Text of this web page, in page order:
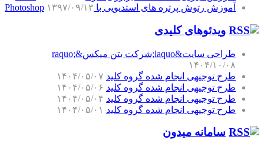
آموزش رتوش پرتره های استدیویی با Photoshop ۱۳۹۷/۰۹/۱۳
ویدئوهای کلیدی
طراحی سایت&laquo;شرکت بتن میکس&raquo;
۱۴۰۴/۱۰/۰۸
طرح توجیهی انجام شده گروه کلید ۱۴۰۴/۰۵/۰۷
طرح توجیهی انجام شده گروه کلید ۱۴۰۴/۰۵/۰۶
طرح توجیهی انجام شده گروه کلید ۱۴۰۴/۰۵/۰۴
طرح توجیهی انجام شده گروه کلید ۱۴۰۴/۰۵/۰۱
سامانه میدون